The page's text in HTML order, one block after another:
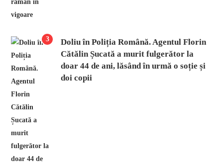
3
Doliu în Poliția Română. Agentul Florin
Cătălin Șucată a murit fulgerător la
doar 44 de ani, lăsând în urmă o soție și
doi copii